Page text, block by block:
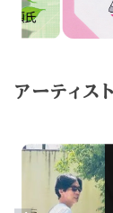
アーティス